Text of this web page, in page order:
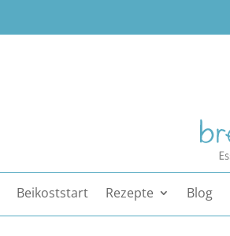
Beikoststart Rezepte Blog